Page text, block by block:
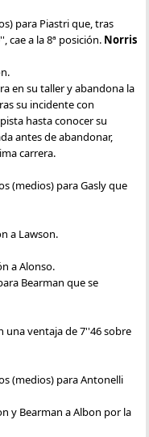
para Piastri que, tras
cae a la 8ª posición. Norris
en su taller y abandona la
su incidente con
hasta conocer su
antes de abandonar,
carrera.
(medios) para Gasly que
a Lawson.
a Alonso.
Bearman que se
una ventaja de 7''46 sobre
(medios) para Antonelli
y Bearman a Albon por la